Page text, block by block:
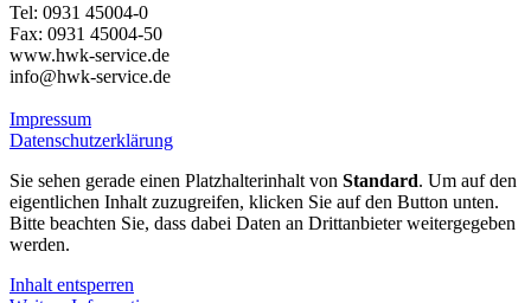
Tel: 0931 45004-0
Fax: 0931 45004-50
www.hwk-service.de
info@hwk-service.de
Impressum
Datenschutzerklärung
Sie sehen gerade einen Platzhalterinhalt von Standard. Um auf den
eigentlichen Inhalt zuzugreifen, klicken Sie auf den Button unten.
Bitte beachten Sie, dass dabei Daten an Drittanbieter weitergegeben
werden.
Inhalt entsperren